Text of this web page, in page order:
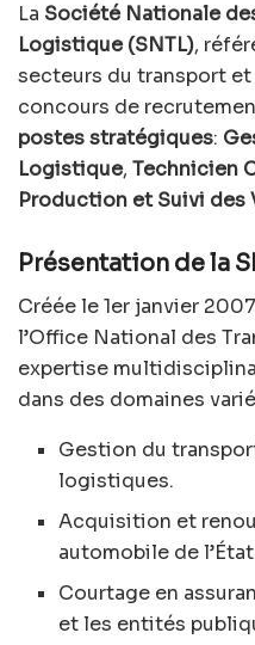
La Société Nationale
Logistique (SNTL),
secteurs du transport
concours de
postes stratégiques:
Logistique, Technicien
Production et Suivi des
Présentation de la
Créée le 1er janvier
l’Office National des
expertise
dans des domaines
Gestion du
logistiques.
Acquisition et
automobile de
Courtage en
et les entités